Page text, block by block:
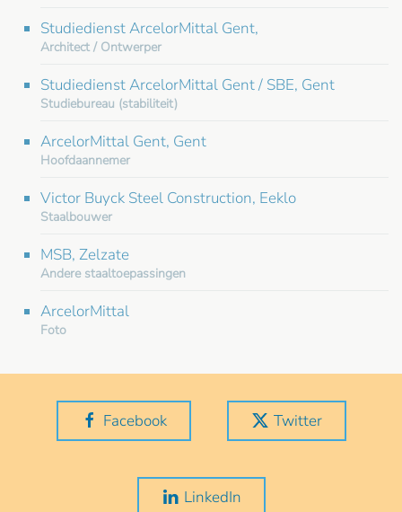
Studiedienst ArcelorMittal Gent,
Architect / Ontwerper
Studiedienst ArcelorMittal Gent / SBE, Gent
Studiebureau (stabiliteit)
ArcelorMittal Gent, Gent
Hoofdaannemer
Victor Buyck Steel Construction, Eeklo
Staalbouwer
MSB, Zelzate
Andere staaltoepassingen
ArcelorMittal
Foto
Facebook Twitter
LinkedIn